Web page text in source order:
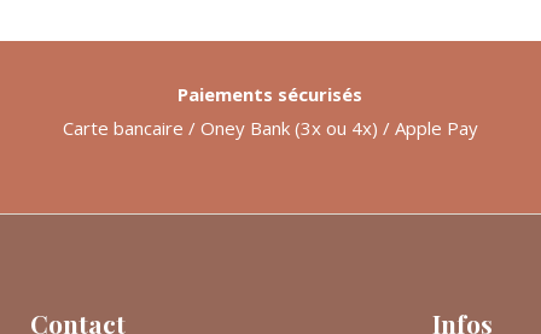
Contact Infos
Paiements sécurisés
Carte bancaire / Oney Bank (3x ou 4x) / Apple Pay